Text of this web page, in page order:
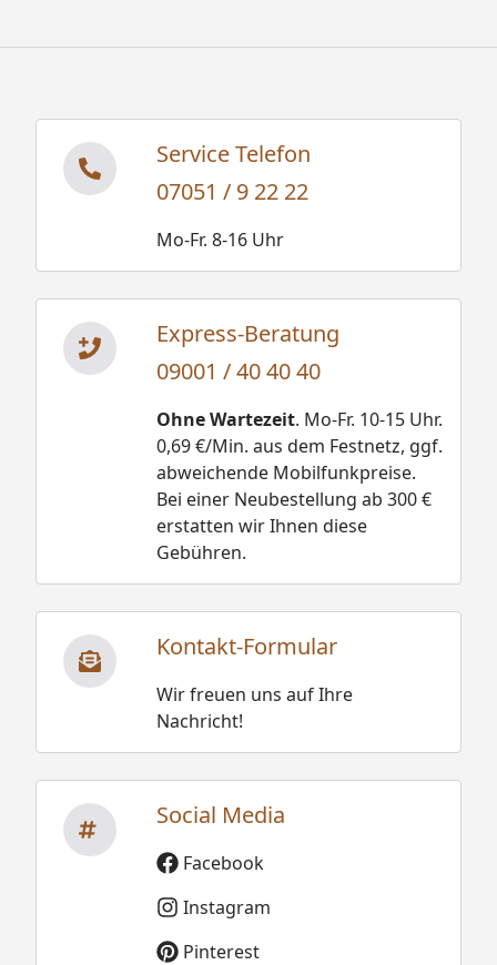
Service Telefon
07051 / 9 22 22
Mo-Fr. 8-16 Uhr
Express-Beratung
09001 / 40 40 40
Ohne Wartezeit. Mo-Fr. 10-15 Uhr.
0,69 €/Min. aus dem Festnetz, ggf.
abweichende Mobilfunkpreise.
Bei einer Neubestellung ab 300 €
erstatten wir Ihnen diese
Gebühren.
Kontakt-Formular
Wir freuen uns auf Ihre
Nachricht!
Social Media
Facebook
Instagram
Pinterest